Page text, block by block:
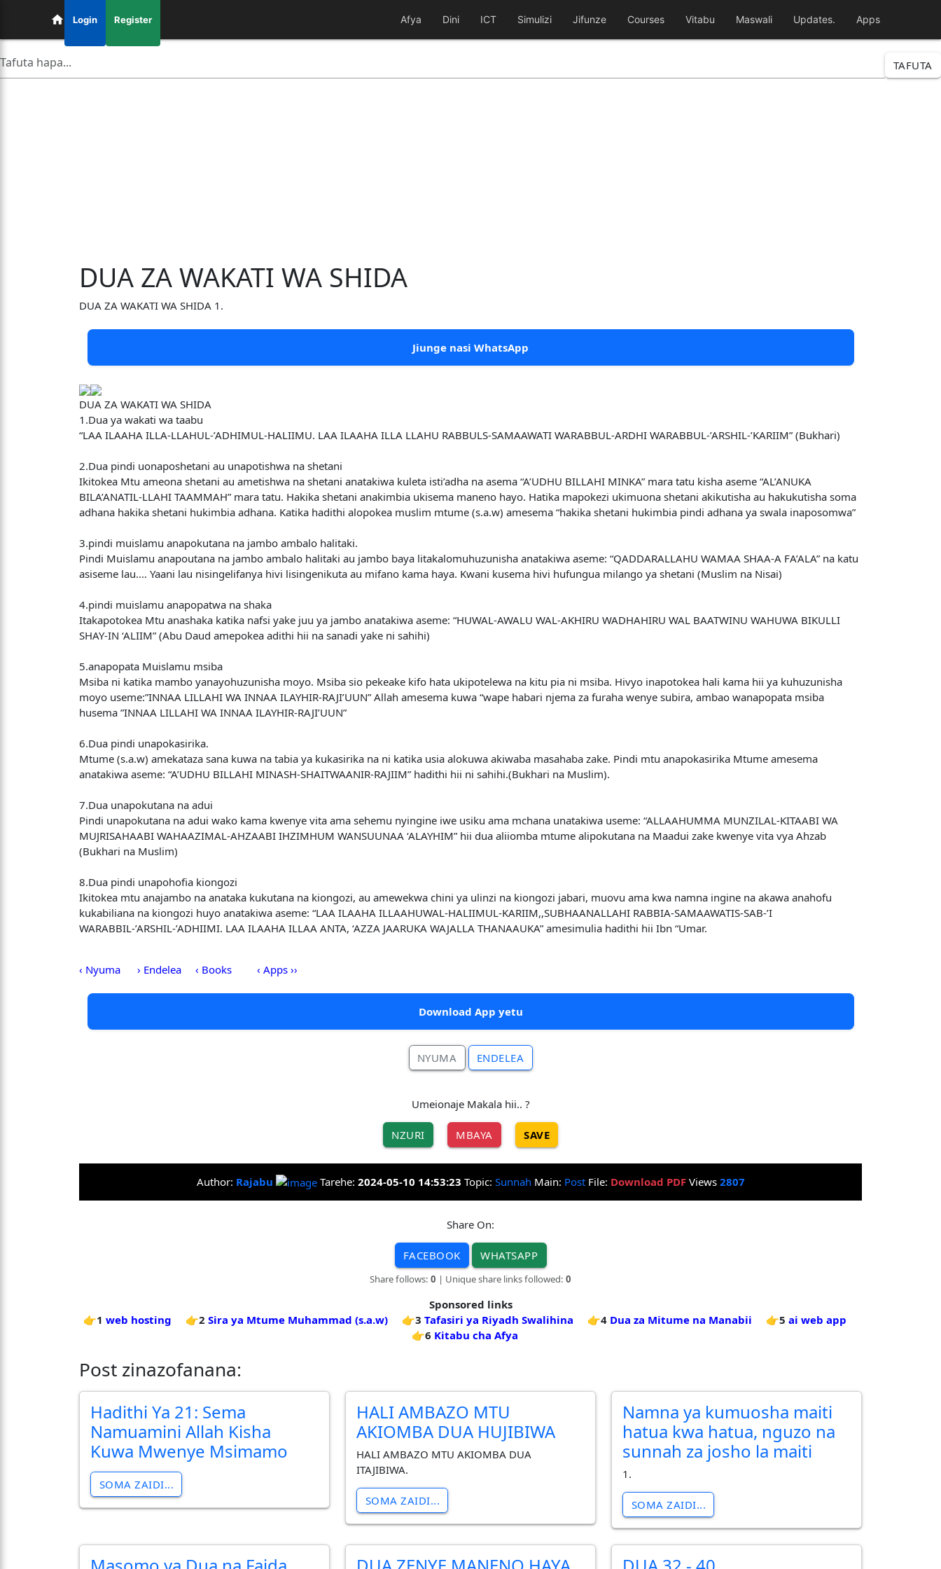
Login Register Afya Dini ICT Simulizi Jifunze Courses Vitabu Maswali Updates. Apps
TAFUTA
DUA ZA WAKATI WA SHIDA
DUA ZA WAKATI WA SHIDA 1.
Jiunge nasi WhatsApp
DUA ZA WAKATI WA SHIDA
1.Dua ya wakati wa taabu
“LAA ILAAHA ILLA-LLAHUL-’ADHIMUL-HALIIMU. LAA ILAAHA ILLA LLAHU RABBULS-SAMAAWATI WARABBUL-ARDHI WARABBUL-’ARSHIL-’KARIIM” (Bukhari)
2.Dua pindi uonaposhetani au unapotishwa na shetani
Ikitokea Mtu ameona shetani au ametishwa na shetani anatakiwa kuleta isti’adha na asema “A’UDHU BILLAHI MINKA” mara tatu kisha aseme “AL’ANUKA
BILA’ANATIL-LLAHI TAAMMAH” mara tatu. Hakika shetani anakimbia ukisema maneno hayo. Hatika mapokezi ukimuona shetani akikutisha au hakukutisha soma
adhana hakika shetani hukimbia adhana. Katika hadithi alopokea muslim mtume (s.a.w) amesema “hakika shetani hukimbia pindi adhana ya swala inaposomwa”
3.pindi muislamu anapokutana na jambo ambalo halitaki.
Pindi Muislamu anapoutana na jambo ambalo halitaki au jambo baya litakalomuhuzunisha anatakiwa aseme: “QADDARALLAHU WAMAA SHAA-A FA’ALA” na katu
asiseme lau.… Yaani lau nisingelifanya hivi lisingenikuta au mifano kama haya. Kwani kusema hivi hufungua milango ya shetani (Muslim na Nisai)
4.pindi muislamu anapopatwa na shaka
Itakapotokea Mtu anashaka katika nafsi yake juu ya jambo anatakiwa aseme: “HUWAL-AWALU WAL-AKHIRU WADHAHIRU WAL BAATWINU WAHUWA BIKULLI
SHAY-IN ‘ALIIM” (Abu Daud amepokea adithi hii na sanadi yake ni sahihi)
5.anapopata Muislamu msiba
Msiba ni katika mambo yanayohuzunisha moyo. Msiba sio pekeake kifo hata ukipotelewa na kitu pia ni msiba. Hivyo inapotokea hali kama hii ya kuhuzunisha
moyo useme:”INNAA LILLAHI WA INNAA ILAYHIR-RAJI’UUN” Allah amesema kuwa “wape habari njema za furaha wenye subira, ambao wanapopata msiba
husema ”INNAA LILLAHI WA INNAA ILAYHIR-RAJI’UUN”
6.Dua pindi unapokasirika.
Mtume (s.a.w) amekataza sana kuwa na tabia ya kukasirika na ni katika usia alokuwa akiwaba masahaba zake. Pindi mtu anapokasirika Mtume amesema
anatakiwa aseme: “A’UDHU BILLAHI MINASH-SHAITWAANIR-RAJIIM” hadithi hii ni sahihi.(Bukhari na Muslim).
7.Dua unapokutana na adui
Pindi unapokutana na adui wako kama kwenye vita ama sehemu nyingine iwe usiku ama mchana unatakiwa useme: “ALLAAHUMMA MUNZILAL-KITAABI WA
MUJRISAHAABI WAHAAZIMAL-AHZAABI IHZIMHUM WANSUUNAA ‘ALAYHIM” hii dua aliiomba mtume alipokutana na Maadui zake kwenye vita vya Ahzab
(Bukhari na Muslim)
8.Dua pindi unapohofia kiongozi
Ikitokea mtu anajambo na anataka kukutana na kiongozi, au amewekwa chini ya ulinzi na kiongozi jabari, muovu ama kwa namna ingine na akawa anahofu
kukabiliana na kiongozi huyo anatakiwa aseme: “LAA ILAAHA ILLAAHUWAL-HALIIMUL-KARIIM,,SUBHAANALLAHI RABBIA-SAMAAWATIS-SAB-’I
WARABBIL-’ARSHIL-’ADHIIMI. LAA ILAAHA ILLAA ANTA, ‘AZZA JAARUKA WAJALLA THANAAUKA” amesimulia hadithi hii Ibn “Umar.
‹ Nyuma › Endelea ‹ Books ‹ Apps ››
Download App yetu
NYUMA ENDELEA
Umeionaje Makala hii.. ?
NZURI MBAYA SAVE
Author: Rajabu Tarehe: 2024-05-10 14:53:23 Topic: Sunnah Main: PostFile: Download PDFViews 2807
Share On:
FACEBOOK WHATSAPP
Share follows: 0 | Unique share links followed: 0
Sponsored links
👉1 web hosting 👉2 Sira ya Mtume Muhammad (s.a.w) 👉3 Tafasiri ya Riyadh Swalihina 👉4 Dua za Mitume na Manabii 👉5 ai web app
👉6 Kitabu cha Afya
Post zinazofanana:
Hadithi Ya 21: Sema
Namuamini Allah Kisha
Kuwa Mwenye Msimamo
SOMA ZAIDI...
HALI AMBAZO MTU
AKIOMBA DUA HUJIBIWA
HALI AMBAZO MTU AKIOMBA DUA
ITAJIBIWA.
SOMA ZAIDI...
Namna ya kumuosha maiti
hatua kwa hatua, nguzo na
sunnah za josho la maiti
1.
SOMA ZAIDI...